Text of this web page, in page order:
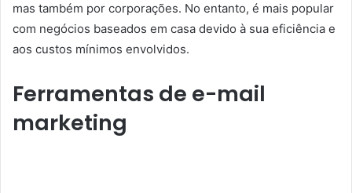
mas também por corporações. No entanto, é mais popular
com negócios baseados em casa devido à sua eficiência e
aos custos mínimos envolvidos.
Ferramentas de e-mail
marketing